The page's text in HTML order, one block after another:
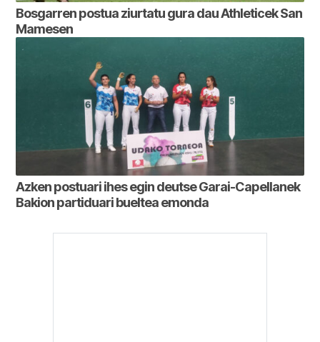
Bosgarren postua ziurtatu gura dau Athleticek San
Mamesen
Azken postuari ihes egin deutse Garai-Capellanek
Bakion partiduari bueltea emonda